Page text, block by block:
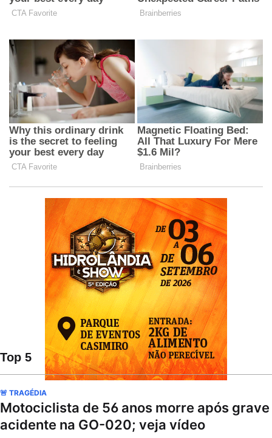
Top 5
🚨 TRAGÉDIA
Motociclista de 56 anos morre após grave
acidente na GO-020; veja vídeo